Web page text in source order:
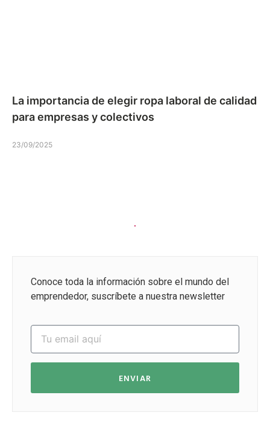
La importancia de elegir ropa laboral de calidad
para empresas y colectivos
23/09/2025
Conoce toda la información sobre el mundo del
emprendedor, suscríbete a nuestra newsletter
ENVIAR